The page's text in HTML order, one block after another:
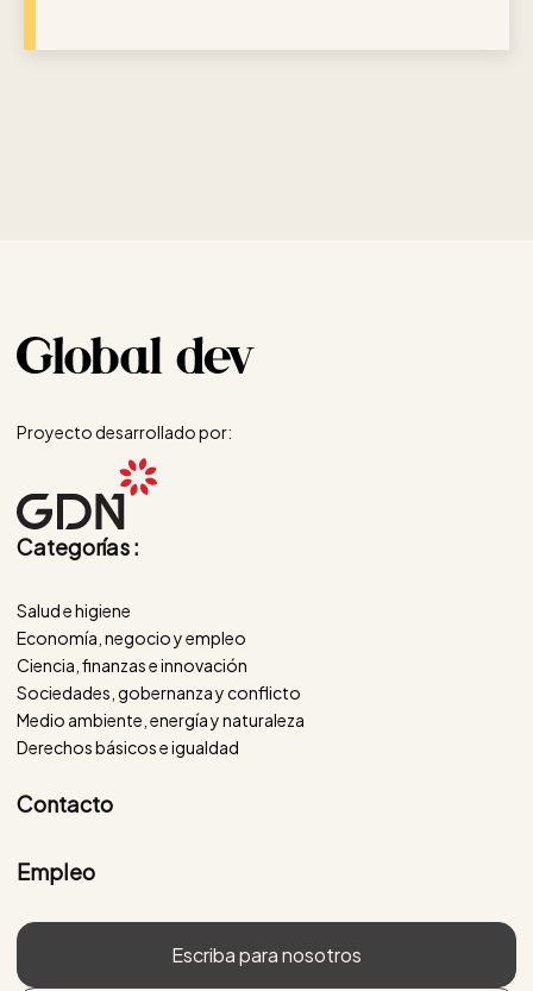
Proyecto desarrollado por:
Categorías :
Salud e higiene
Economía, negocio y empleo
Ciencia, finanzas e innovación
Sociedades, gobernanza y conflicto
Medio ambiente, energía y naturaleza
Derechos básicos e igualdad
Contacto
Empleo
Escriba para nosotros